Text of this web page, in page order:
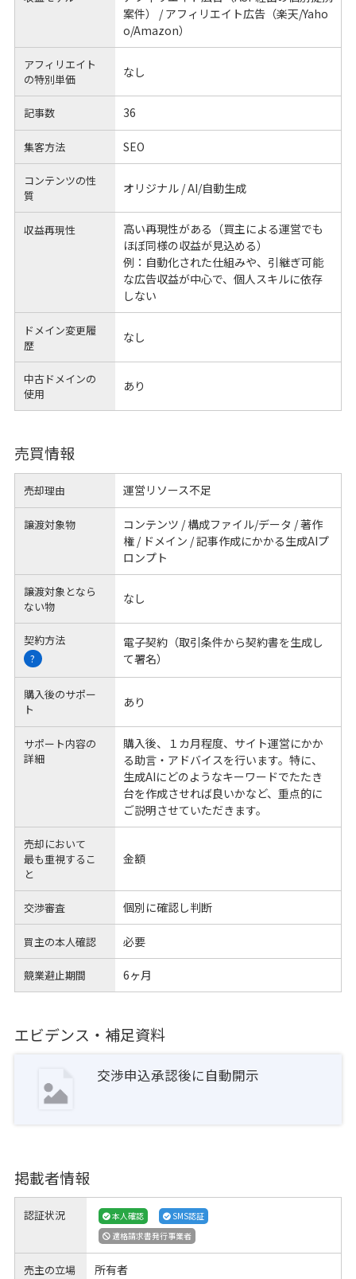
案件） / アフィリエイト広告（楽天/Yaho
o/Amazon）
アフィリエイト
の特別単価 なし
記事数 36
集客方法 SEO
コンテンツの性
質
オリジナル / AI/自動生成
収益再現性
高い再現性がある（買主による運営でも
ほぼ同様の収益が見込める）
例：自動化された仕組みや、引継ぎ可能
な広告収益が中心で、個人スキルに依存
しない
ドメイン変更履
歴
なし
中古ドメインの
使用
あり
売買情報
売却理由 運営リソース不足
譲渡対象物
コンテンツ / 構成ファイル/データ / 著作
権 / ドメイン / 記事作成にかかる生成AIプ
ロンプト
譲渡対象となら
ない物
なし
契約方法
?
電子契約（取引条件から契約書を生成し
て署名）
購入後のサポー
ト
あり
サポート内容の
詳細
購入後、１カ月程度、サイト運営にかか
る助言・アドバイスを行います。特に、
生成AIにどのようなキーワードでたたき
台を作成させれば良いかなど、重点的に
ご説明させていただきます。
売却において
最も重視するこ
と
金額
交渉審査 個別に確認し判断
買主の本人確認 必要
競業避止期間 6ヶ月
エビデンス・補足資料
交渉申込承認後に自動開示
掲載者情報
認証状況 本人確認
SMS認証
適格請求書発行事業者
売主の立場 所有者